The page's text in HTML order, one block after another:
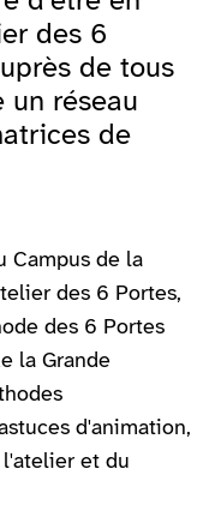
des 6
de tous
réseau
de
Campus de la
des 6 Portes,
des 6 Portes
la Grande
d'animation,
et du